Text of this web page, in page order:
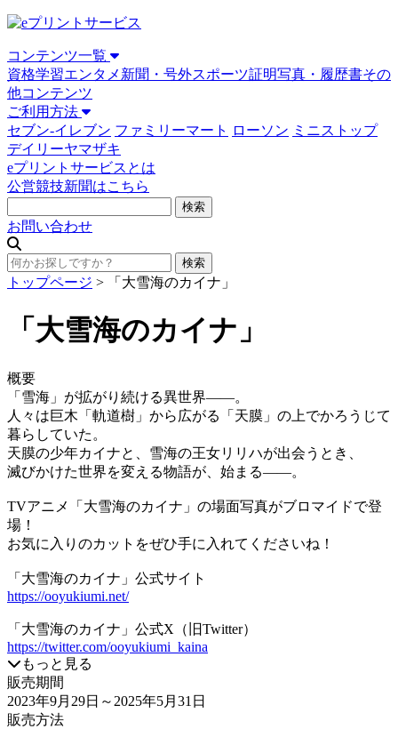
コンテンツ一覧
資格学習エンタメ 新聞・号外スポーツ証明写真・履歴書その
他コンテンツ
ご利用方法
セブン-イレブン ファミリーマート ローソン ミニストップ
デイリーヤマザキ
eプリントサービスとは
公営競技新聞はこちら
お問い合わせ
トップページ > 「大雪海のカイナ」
「大雪海のカイナ」
概要
「雪海」が拡がり続ける異世界――。
人々は巨木「軌道樹」から広がる「天膜」の上でかろうじて
暮らしていた。
天膜の少年カイナと、雪海の王女リリハが出会うとき、
滅びかけた世界を変える物語が、始まる――。
TVアニメ「大雪海のカイナ」の場面写真がブロマイドで登
場！
お気に入りのカットをぜひ手に入れてくださいね！
「大雪海のカイナ」公式サイト
https://ooyukiumi.net/
「大雪海のカイナ」公式X（旧Twitter）
https://twitter.com/ooyukiumi_kaina
もっと見る
販売期間
2023年9月29日 ～2025年5月31日
販売方法